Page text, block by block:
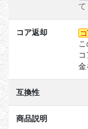
て
コア返却
金
互換性
商品説明